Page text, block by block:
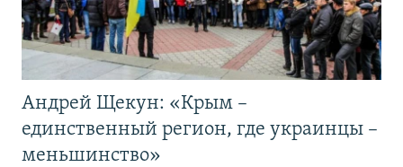
Андрей Щекун: «Крым –
единственный регион, где украинцы –
меньшинство»